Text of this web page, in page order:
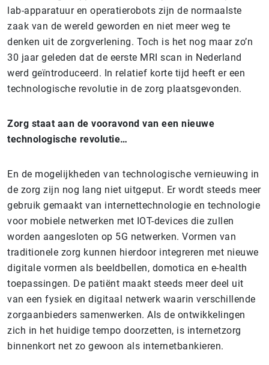
lab-apparatuur en operatierobots zijn de normaalste
zaak van de wereld geworden en niet meer weg te
denken uit de zorgverlening. Toch is het nog maar zo’n
30 jaar geleden dat de eerste MRI scan in Nederland
werd geïntroduceerd. In relatief korte tijd heeft er een
technologische revolutie in de zorg plaatsgevonden.
Zorg staat aan de vooravond van een nieuwe
technologische revolutie…
En de mogelijkheden van technologische vernieuwing in
de zorg zijn nog lang niet uitgeput. Er wordt steeds meer
gebruik gemaakt van internettechnologie en technologie
voor mobiele netwerken met IOT-devices die zullen
worden aangesloten op 5G netwerken. Vormen van
traditionele zorg kunnen hierdoor integreren met nieuwe
digitale vormen als beeldbellen, domotica en e-health
toepassingen. De patiënt maakt steeds meer deel uit
van een fysiek en digitaal netwerk waarin verschillende
zorgaanbieders samenwerken. Als de ontwikkelingen
zich in het huidige tempo doorzetten, is internetzorg
binnenkort net zo gewoon als internetbankieren.